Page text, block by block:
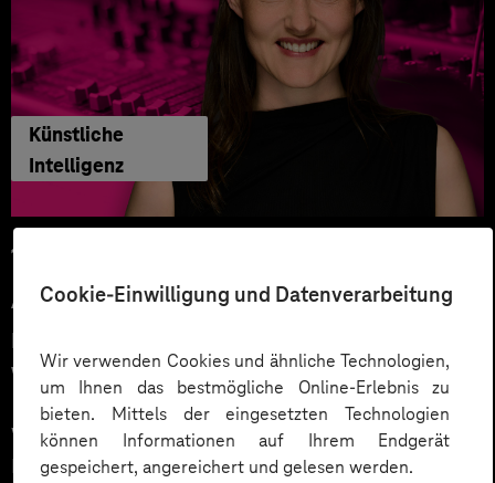
Cookie-Einwilligung und Datenverarbeitung
Wir verwenden Cookies und ähnliche Technologien,
um Ihnen das bestmögliche Online-Erlebnis zu
bieten. Mittels der eingesetzten Technologien
können Informationen auf Ihrem Endgerät
gespeichert, angereichert und gelesen werden.
Künstliche
Intelligenz
12.03.2026
Automatisiert gedacht,
menschlich gewünscht: Die
Wahrheit über KI im Kundendialog
Wie gelingt Conversational AI wirklich – jenseits von
Hype und „Magic Button“? Im Podcast erklärt Dr.